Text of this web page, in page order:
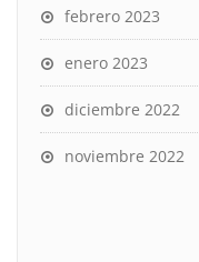
febrero 2023
enero 2023
diciembre 2022
noviembre 2022